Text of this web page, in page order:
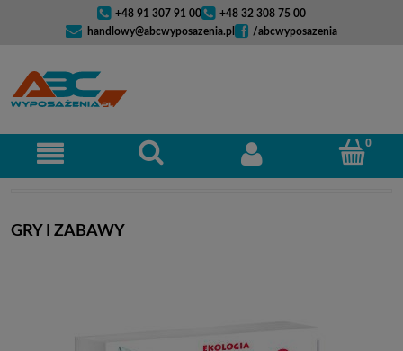
+48 91 307 91 00
+48 32 308 75 00
handlowy@abcwyposazenia.pl
/abcwyposazenia
GRY I ZABAWY